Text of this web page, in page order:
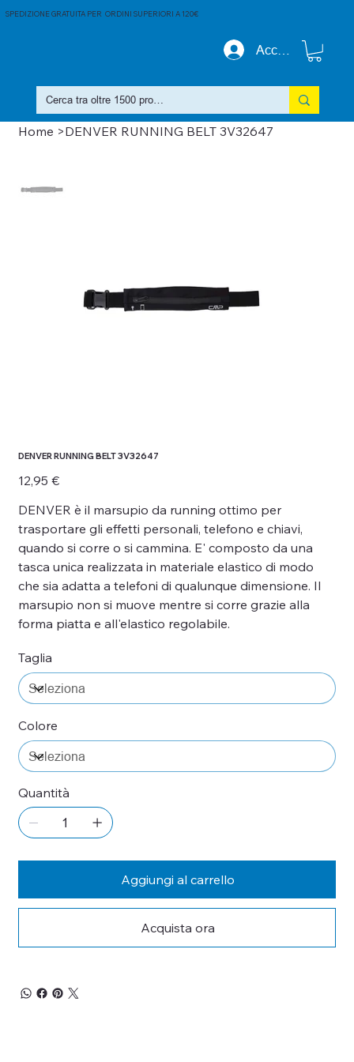
Accedi
SPEDIZIONE GRATUITA PER ORDINI SUPERIORI A 120€
Home >DENVER RUNNING BELT 3V32647
DENVER RUNNING BELT 3V32647
Prezzo
12,95 €
DENVER è il marsupio da running ottimo per
trasportare gli effetti personali, telefono e chiavi,
quando si corre o si cammina. E' composto da una
tasca unica realizzata in materiale elastico di modo
che sia adatta a telefoni di qualunque dimensione. Il
marsupio non si muove mentre si corre grazie alla
forma piatta e all'elastico regolabile.
Taglia
Colore
Quantità
Aggiungi al carrello
Acquista ora